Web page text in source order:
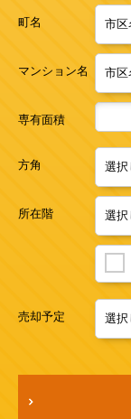
町名
マンション名
専有面積
方角
所在階
売却予定